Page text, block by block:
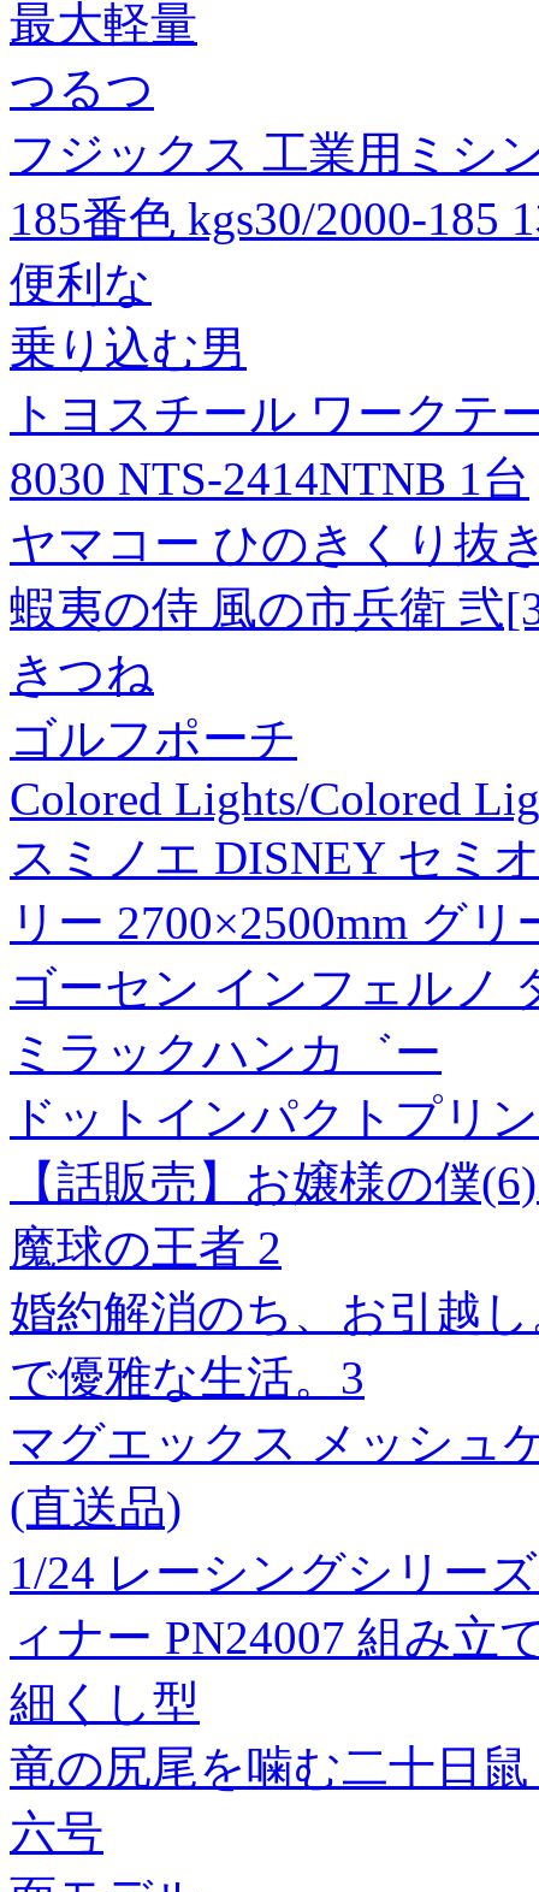
最大軽量
つるつ
フジックス 工業用ミシ
185番色 kgs30/2000-185
便利な
乗り込む男
トヨスチール ワークテ
8030 NTS-2414NTNB 1台
ヤマコー ひのきくり抜
蝦夷の侍 風の市兵衛 弐
きつね
ゴルフポーチ
Colored Lights/Colored
スミノエ DISNEY セミ
リー 2700×2500mm グ
ゴーセン インフェルノ
ミラックハンカ゛ー
ドットインパクトプリ
【話販売】お嬢様の僕
魔球の王者 2
婚約解消のち、お引越
で優雅な生活。3
マグエックス メッシュ
(直送品)
1/24 レーシングシリー
ィナー PN24007 組み立
細くし型
竜の尻尾を噛む二十日
六号